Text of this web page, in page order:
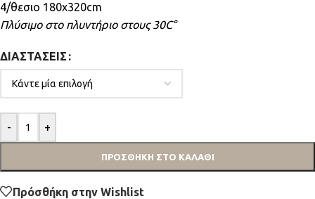
4/θεσιο 180x320cm
Πλύσιμο στο πλυντήριο στους 30C°
ΔΙΑΣΤΆΣΕΙΣ
- +
ΠΡΟΣΘΉΚΗ ΣΤΟ ΚΑΛΆΘΙ
Πρόσθήκη στην Wishlist